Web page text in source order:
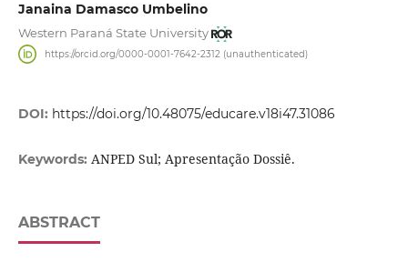
Janaina Damasco Umbelino
Western Paraná State University
https://orcid.org/0000-0001-7642-2312 (unauthenticated)
DOI: https://doi.org/10.48075/educare.v18i47.31086
Keywords: ANPED Sul; Apresentação Dossiê.
ABSTRACT